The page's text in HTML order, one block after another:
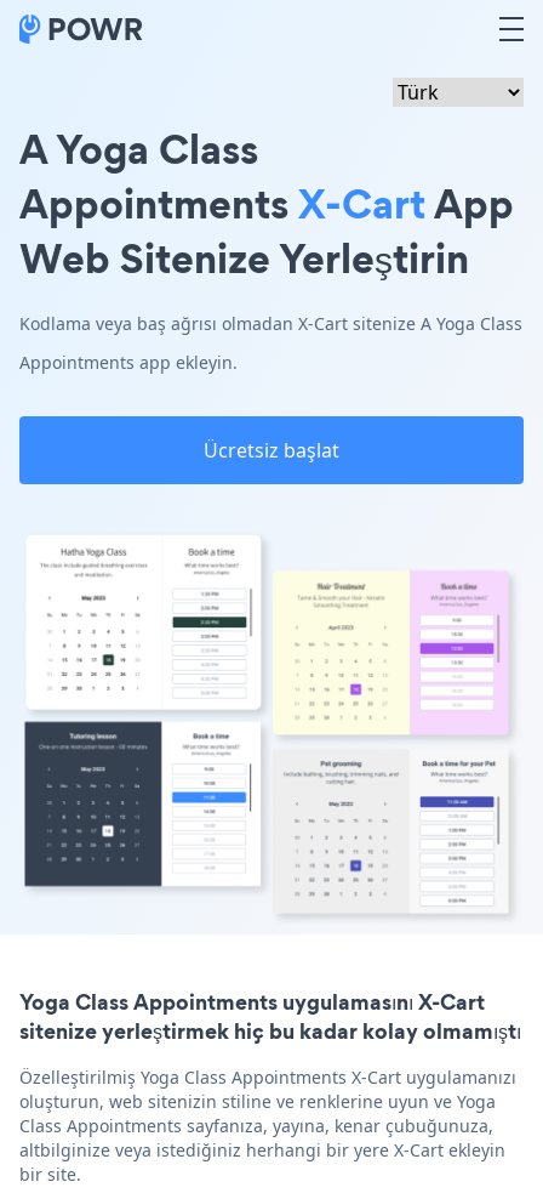
A Yoga Class
AppointmentsX-CartApp
Web Sitenize Yerleştirin
Kodlama veya baş ağrısı olmadan X-Cart sitenize A Yoga Class
Appointments app ekleyin.
Ücretsiz başlat
Yoga Class Appointments uygulamasını X-Cart
sitenize yerleştirmek hiç bu kadar kolay olmamıştı
Özelleştirilmiş Yoga Class Appointments X-Cart uygulamanızı
oluşturun, web sitenizin stiline ve renklerine uyun ve Yoga
Class Appointments sayfanıza, yayına, kenar çubuğunuza,
altbilginize veya istediğiniz herhangi bir yere X-Cart ekleyin
bir site.